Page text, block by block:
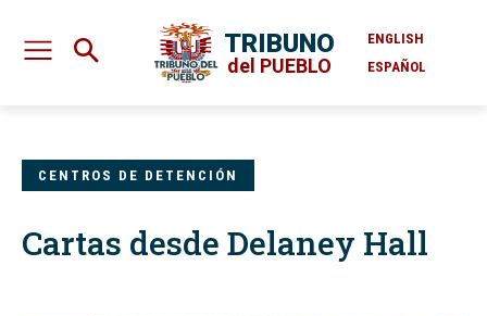
TRIBUNO
del PUEBLO
ENGLISH
ESPAÑOL
CENTROS DE DETENCIÓN
Cartas desde Delaney Hall